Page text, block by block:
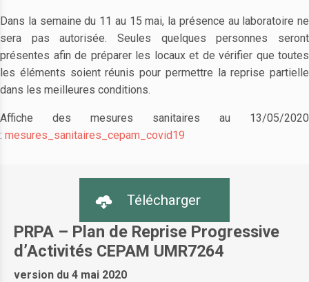
Dans la semaine du 11 au 15 mai, la présence au laboratoire ne
sera pas autorisée. Seules quelques personnes seront
présentes afin de préparer les locaux et de vérifier que toutes
les éléments soient réunis pour permettre la reprise partielle
dans les meilleures conditions.
Affiche des mesures sanitaires au 13/05/2020
: mesures_sanitaires_cepam_covid19
Télécharger
PRPA – Plan de Reprise Progressive
d’Activités CEPAM UMR7264
version du 4 mai 2020